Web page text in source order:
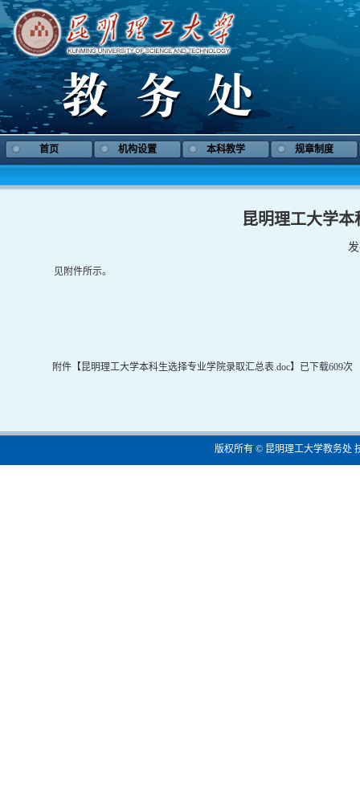
首页 机构设置 本科教学 规章制度
昆明理工大学
见附件所示。
附件【昆明理工大学本科生选择专业学院录取汇总表.doc】已下载609次
版权所有 © 昆明理工大学教务处